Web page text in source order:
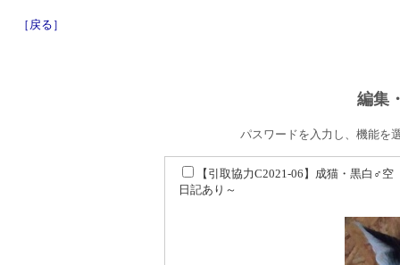
［戻る］
編集
パスワードを入力し、機能を
【引取協力C2021-06】成猫・黒白♂
日記あり～